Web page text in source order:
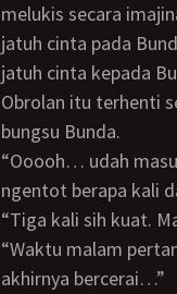
melukis secara
jatuh cinta pada
jatuh cinta kepada
Obrolan itu terhenti sejenak, karena kontolku sudah menerobos liang memek adik
bungsu Bunda.
“Ooooh… udah masuk Od… “gumam Ratih sambil memeluk leherku, “Kamu kuat
ngentot berapa kali
“Tiga kali sih kuat.
“Waktu malam pertama sih sampai tujuh kali. Tapi makin lama makin jarang. Sampai
akhirnya bercerai…”